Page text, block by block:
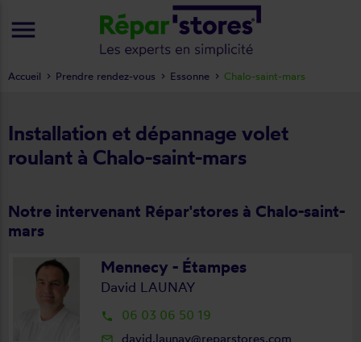
Installation et dépannage volet
roulant à Chalo-saint-mars
Notre intervenant Répar'stores à Chalo-saint-
mars
Mennecy - Étampes
David LAUNAY
local_phone 06 03 06 50 19
david.launay@reparstores.com
Accueil Prendre rendez-vous Essonne Chalo-saint-mars
menu